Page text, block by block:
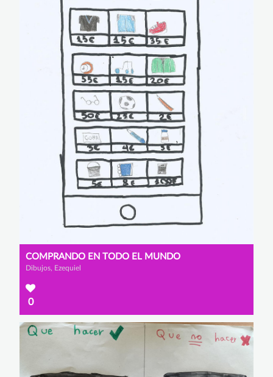
COMPRANDO EN TODO EL MUNDO
Dibujos, Ezequiel
0